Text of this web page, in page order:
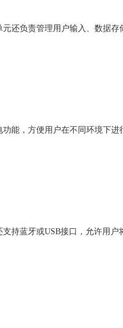
负责管理用户输入、数据存
能，方便用户在不同环境下进
持蓝牙或USB接口，允许用户